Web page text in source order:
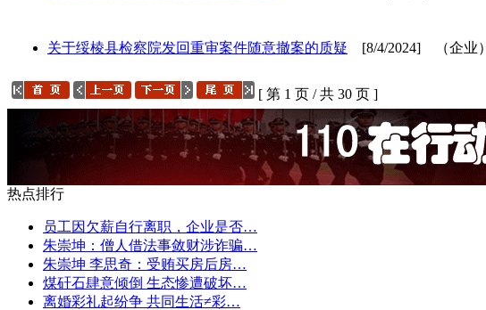
关于绥棱县检察院发回重审案件随意撤案的质疑 [8/4/2024] （企业）
[ 第 1 页 / 共 30 页 ]
热点排行
员工因欠薪自行离职，企业是否…
朱崇坤：僧人借法事敛财涉诈骗…
朱崇坤 李思奇：受贿买房后房…
煤矸石肆意倾倒 生态惨遭破坏…
离婚彩礼起纷争 共同生活≠彩…